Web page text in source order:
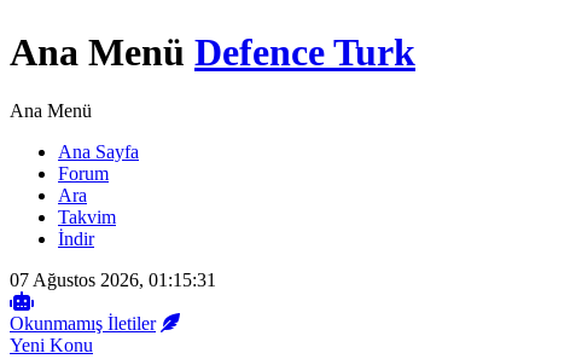
Ana Menü Defence Turk
Ana Menü
Ana Sayfa
Forum
Ara
Takvim
İndir
07 Ağustos 2026, 01:15:31
Okunmamış İletiler
Yeni Konu